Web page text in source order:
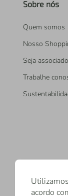
Sobre nós
Quem somos
Nosso
Seja associado
Trabalhe
acordo